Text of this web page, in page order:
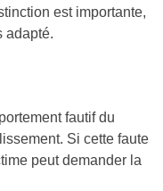
est importante,
adapté.
fautif du
Si cette faute
peut demander la